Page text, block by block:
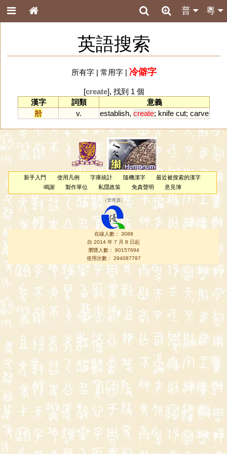
粵
普
英語搜索
所有字| 常用字| 冷僻字
[create], 找到 1 個
漢字
詞類
意義
刱
v. establish, create; knife cut; carve
新手入門 使用凡例 字庫統計 隨機漢字
最近被搜索的漢字
鳴謝
製作單位 私隱政策 免責聲明 意見簿
（管理員 ）
在線人數： 3088
自 2014 年 7 月 8 日起
瀏覽人數： 80157694
使用次數： 294087797